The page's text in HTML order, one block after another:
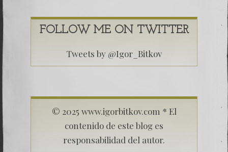
FOLLOW ME ON TWITTER
Tweets by @Igor_Bitkov
© 2025 www.igorbitkov.com * El
contenido de este blog es
responsabilidad del autor.